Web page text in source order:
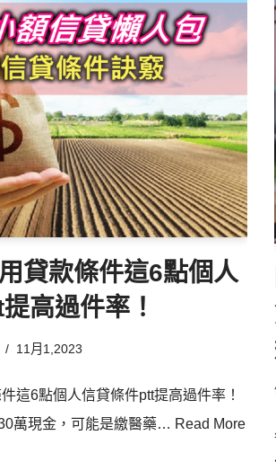
貸款條件這6點個人
高過件率！
11月1,2023
這6點個人信貸條件ptt提高過件率！
萬現金，可能是繳醫藥… Read More